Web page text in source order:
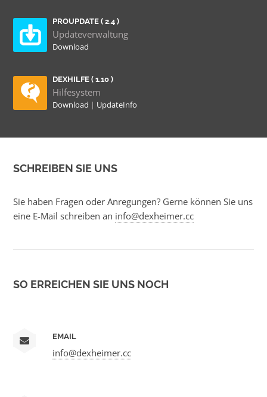
PROUPDATE ( 2.4 )
Updateverwaltung
Download
DEXHILFE ( 1.10 )
Hilfesystem
Download | UpdateInfo
SCHREIBEN SIE UNS
Sie haben Fragen oder Anregungen? Gerne können Sie uns
eine E-Mail schreiben an info@dexheimer.cc
SO ERREICHEN SIE UNS NOCH
EMAIL
info@dexheimer.cc